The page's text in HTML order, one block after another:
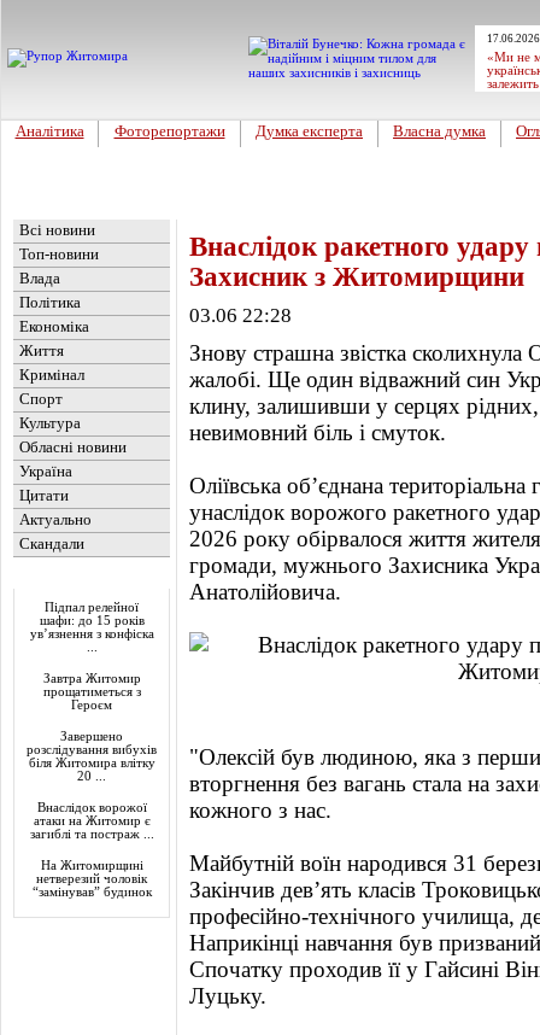
«Ми не
Аналітика Фоторепортажи Думка експерта Власна думка
Всі новини
Топ-новини
Влада
Політика
Економіка
Життя
Кримінал
Спорт
Культура
Обласні новини
Україна
Цитати
Актуально
Скандали
Підпал релейної
шафи: до 15 років
ув’язнення з конфіска
Завтра Житомир
прощатиметься з
Героєм
Завершено
розслідування вибухів
біля Житомира влітку
20 ...
Внаслідок ворожої
атаки на Житомир є
загиблі та постраж ...
На Житомирщині
нетверезий чоловік
“замінував” будинок
Внаслідок ракетного удару
Захисник з Житомирщини
03.06 22:28
Знову страшна звістка
жалобі. Ще один відважний син
клину, залишивши у серцях рідних,
невимовний біль і смуток.
Оліївська об’єднана
унаслідок ворожого ракетного
2026 року обірвалося життя
громади, мужнього Захисника
Анатолійовича.
"Олексій був людиною, яка з
вторгнення без вагань стала на
кожного з нас.
Майбутній воїн народився 31
Закінчив дев’ять класів
професійно-технічного училища,
Наприкінці навчання був
Спочатку проходив її у Гайсині
Луцьку.